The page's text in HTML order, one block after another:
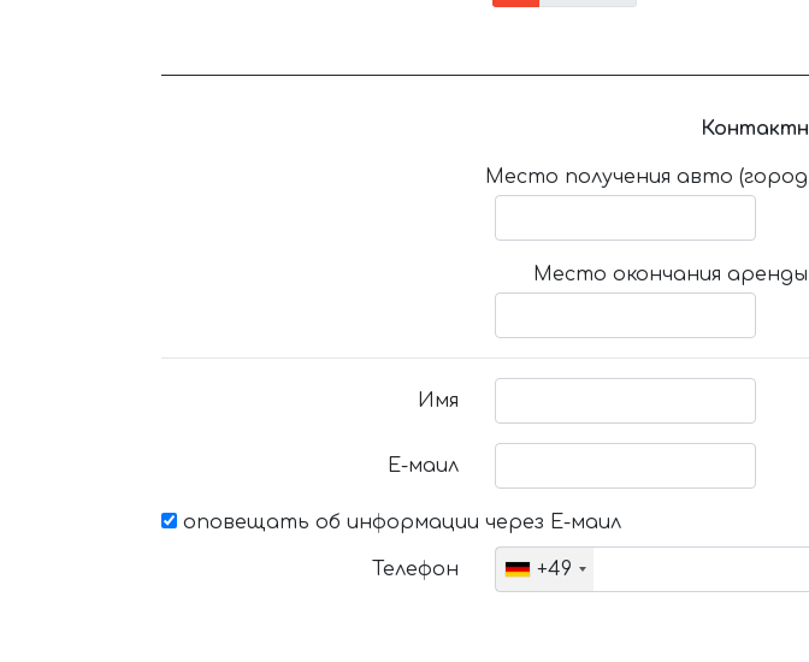
Место получения авто
Место окончания
Имя
Е-маил
оповещать об информации через Е-маил
Телефон +49